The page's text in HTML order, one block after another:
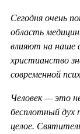
Сегодня очень
область
влияют на наше
христианство
современной
Человек — это
бесплотный дух
целое.